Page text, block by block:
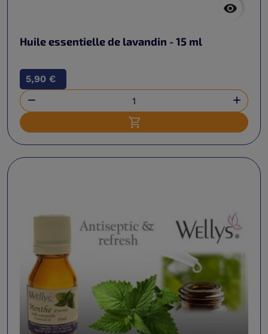

Huile essentielle de lavandin - 15 ml
5,90 €
 
Ajouter au panier